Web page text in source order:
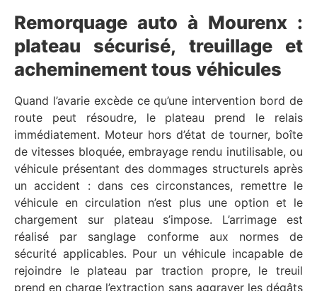
Remorquage auto à Mourenx :
plateau sécurisé, treuillage et
acheminement tous véhicules
Quand l’avarie excède ce qu’une intervention bord de
route peut résoudre, le plateau prend le relais
immédiatement. Moteur hors d’état de tourner, boîte
de vitesses bloquée, embrayage rendu inutilisable, ou
véhicule présentant des dommages structurels après
un accident : dans ces circonstances, remettre le
véhicule en circulation n’est plus une option et le
chargement sur plateau s’impose. L’arrimage est
réalisé par sanglage conforme aux normes de
sécurité applicables. Pour un véhicule incapable de
rejoindre le plateau par traction propre, le treuil
prend en charge l’extraction sans aggraver les dégâts